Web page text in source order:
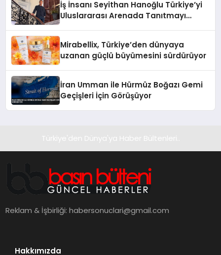
İş İnsanı Seyithan Hanoğlu Türkiye’yi
Uluslararası Arenada Tanıtmayı
Mirabellix, Türkiye’den dünyaya
uzanan güçlü büyümesini sürdürüyor
İran Umman ile Hürmüz Boğazı Gemi
Geçişleri İçin Görüşüyor
Türkiye'den Dünya'ya Haber Bültenleri..
Reklam & İşbirliği:habersonuclari@gmail.com
Hakkımızda